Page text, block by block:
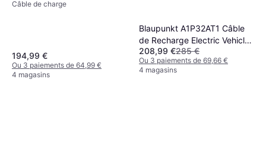
Câble de charge
194,99 €
Ou 3 paiements de 64,99 €
4 magasins
Blaupunkt A1P32AT1 Câble
de Recharge Electric Vehicle
Type12 32A 1PH
208,99 €285 €
Ou 3 paiements de 69,66 €
4 magasins